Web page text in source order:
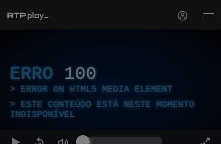
ERRO 100
ERROR ON HTML5 MEDIA ELEMENT
ESTE CONTEÚDO ESTÁ NESTE MOMENTO
INDISPONÍVEL